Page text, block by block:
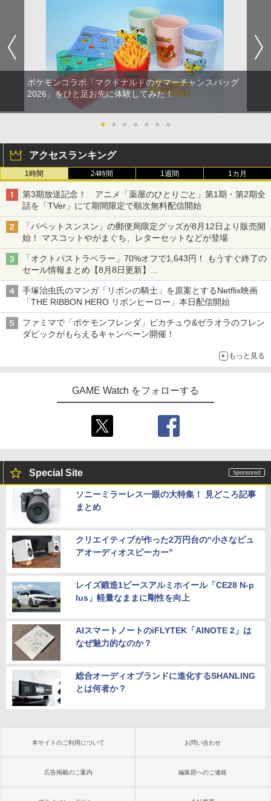
￥55,000
Beast of Reincarnation -PS5 【特典】
プロダクトコード 封入
￥7,286
￥11,849
4
【純正品】DualSense ワイヤレスコン
トローラー ミッドナイト ブラック(CFI-
ZCT2J01)
￥10,737
【純正品】DualSense ワイヤレスコン
トローラー(CFI-ZCT2J)
￥10,737
【純正品】Xbox ワイヤレス コントロー
ラー (ロボット ホワイト)
￥7,681
ラー (カーボンブラック)
￥8,020
【純正品】Xbox 充電式バッテリー + US
B-C ケーブル
￥2,618
5
【国内正規品】Thrustmaster スラスト
マスター TH8S シフター - PC、PS4、P
S5、PS5 Pro、Xbox One、Xbox Serie
s X|S 対応の高精度 H パターン シフター
￥14,141
劇場版「鬼滅の刃」無限城編 第一章 猗
窩座再来 通常版 [DVD]
￥3,523
ナル三方背収納ケース付きコレクション)
(オリジナル特典:オリジナル巾着＋メー
カー特典:【坤と離】二振りの剣、十翼よ
り来たる！スタジオ描き下ろしイラスト
ボード付) [Blu-ray]
￥10,780
4
劇場版「鬼滅の刃」無限城編 第一章 猗
窩座再来 完全生産限定版 [Blu-ray]
￥8,698
『映画 ラブライブ！蓮ノ空女学院スクー
ルアイドルクラブ Bloom Garden Part
￥8,589
KINGDOM HEARTS Collection [I~III]
【Switch2】 POT-P-ABU8A
￥9,900
【特典】KINGDOM HEARTS Collectio
n [I~III] Switch2版(【Switch2版購入封
入特典】キーブレード「LONG NIGHT
(ロングナイト)」)
￥9,900
3
任天堂 【Switch2】Joy-Con 2 (L) ライ
トパープル/(R) ライトグリーン [BEE-A-
JABAB NSW2 ジョイコン2 パ-プルグリ-
ン]
￥9,980
4
【ダイヤ・プラチナ会員様限定！エント
リーでポイント10倍！】【新品】任天堂
Nintendo Switch 2 Proコントローラー
BEE-A-FSSKA
￥10,700
it TT Max コントローラー TMR switch2
スイッチ2 コントローラー Hyperlink2 B
ープ Switch 2 スリープ解除 ワイヤレス
1000Hz 連射 PC Android ios 対応 ゲー
【当店独自で＋P10倍★要エントリー】
【中古】[PS5] 仁王3 通常版 コーエーテ
クモゲームス(20260206)
￥5,050
METAL GEAR SOLID : MASTER COLL
￥5,610
3
GRANBLUE FANTASY: Relink - Endles
s Ragnarok PS5版
￥5,890
4
コナミデジタルエンタテインメント 【J
oshinオリジナル特典付】【PS5】SILE
NT HILL: Townfall [ELJM-30996 PS5
サイレントヒル タウンフォ-ル]
スクウェア・エニックス ファイナルファ
￥6,510
レトロミニゲームキーホルダー 単品販売
※色指定可 カラー全6種 (赤・青・黄・
緑・黒・白) レトロゲーム 雑貨 [ 新品 ]
￥480
指サック スマホゲーム 音げー 手汗対策
ップ タッチ感 通気性/伸縮性/快適性/耐摩
耗性/洗濯可能 ゲーム体験 スマホ/タブレ
薄銀繊維・4個セット
￥528
【中古】リディー&スールのアトリエ ~
不思議な絵画の錬金術士~ (初回封入特典
(マリー&エリーなりきりコスチュームDL
C) 同梱)
￥770
送料無料【液晶 ミニ ゲーム機 キー
ホルダー ROCKET 6cm】おもしろ雑
貨 ゲームウォッチ 景品 粗品 携
帯 GAME 暇つぶし ミニゲーム 携
池 携帯ゲーム 平成レトロ レトロ
￥980
￥1,210
【特典】野生の島のロズ スペシャル・プ
ライス【Blu-ray】(パウ・パトロールお
風呂ポスター(A4サイズ)) [ クリス・サン
ダース ]
￥1,336
BD+DVDセット 【ブルーレイ】／エイミ
ー・ポーラーブルーレイ／海外アニメ・
￥1,771
3
劇場版 名探偵コナン ベイカー街(ストリ
ート)の亡霊/アニメーション[Blu-ray]
【返品種別A】
￥2,838
4
【中古】 うる星やつら2 ビューティフ
ル・ドリーマー デジタルリマスター版 B
lu-ray / 東宝 [Blu-ray]【ネコポス発送】
￥3,870
￥3,954
ポケモンコラボ「マクドナルドのサマーチャンスバッグ
2026」をひと足お先に体験してみた！
● ● ● ● ● ● ●
アクセスランキング
1時間 24時間 1週間 1カ月
第3期放送記念！ アニメ「薬屋のひとりごと」第1期・第2期全
話を「TVer」にて期間限定で順次無料配信開始
「パペットスンスン」の郵便局限定グッズが8月12日より販売開
始！ マスコットやがまぐち、レターセットなどが登場
「オクトパストラベラー」70%オフで1,643円！ もうすぐ終了の
セール情報まとめ【8月8日更新】
ニンテンドーeショップでは「大神 絶景版」が67%オフで990円
手塚治虫氏のマンガ「リボンの騎士」を原案とするNetflix映画
「THE RIBBON HERO リボンヒーロー」本日配信開始
ファミマで「ポケモンフレンダ」ピカチュウ&ゼラオラのフレン
ダピックがもらえるキャンペーン開催！
もっと見る
GAME Watch をフォローする
Special Site
ソニーミラーレス一眼の大特集！ 見どころ記事
まとめ
クリエイティブが作った2万円台の“小さなピュ
アオーディオスピーカー”
レイズ鍛造1ピースアルミホイール「CE28 N-p
lus」軽量なままに剛性を向上
AIスマートノートのiFLYTEK「AINOTE 2」は
なぜ魅力的なのか？
総合オーディオブランドに進化するSHANLING
とは何者か？
本サイトのご利用について お問い合わせ
広告掲載のご案内 編集部へのご連絡